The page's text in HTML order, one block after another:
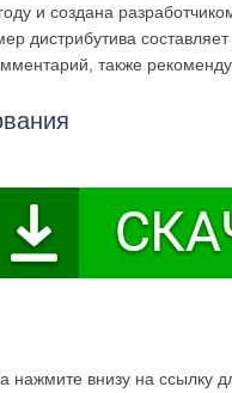
и создана
дистрибутива
также
нажмите внизу на ссылку